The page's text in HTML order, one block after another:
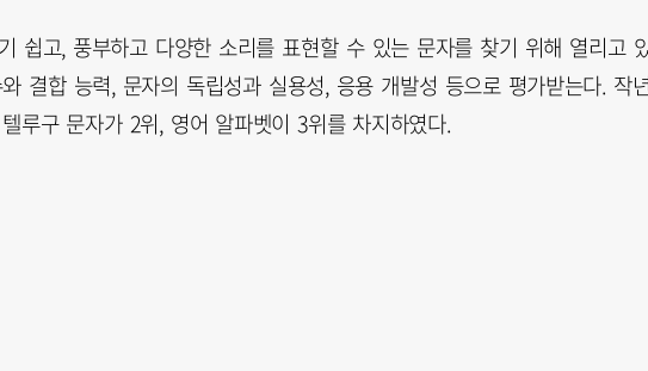
쉽고, 풍부하고 다양한 소리를 표현할 수 있는 문자를 찾기 위해 열리고
결합 능력, 문자의 독립성과 실용성, 응용 개발성 등으로 평가받는다. 작년
루구 문자가 2위, 영어 알파벳이 3위를 차지하였다.